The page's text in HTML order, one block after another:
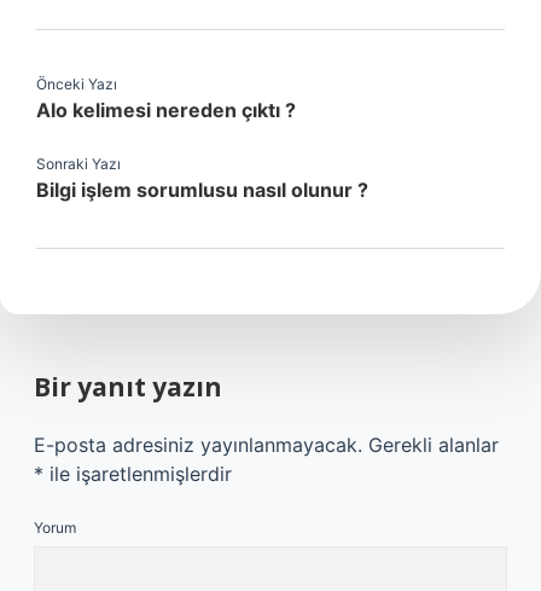
Önceki Yazı
Alo kelimesi nereden çıktı ?
Sonraki Yazı
Bilgi işlem sorumlusu nasıl olunur ?
Bir yanıt yazın
E-posta adresiniz yayınlanmayacak. Gerekli alanlar
* ile işaretlenmişlerdir
Yorum